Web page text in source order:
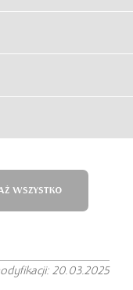
WSZYSTKO
20.03.2025